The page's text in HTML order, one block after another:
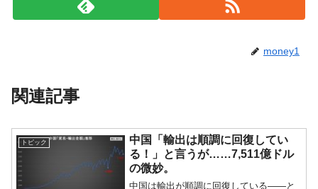
money1
関連記事
トピック
中国「輸出は順調に回復してい
る！」と言うが……7,511億ドル
の微妙。
中国は輸出が順調に回復している――と